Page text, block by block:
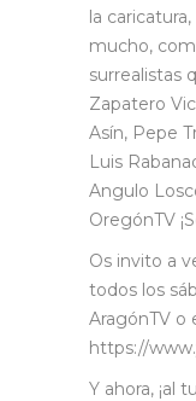
la
mucho,
surrealistas
Zapatero
Asín, Pepe
Luis
Angulo
OregónTV
Os invito a
todos los
AragónTV o
https://
Y ahora, ¡al